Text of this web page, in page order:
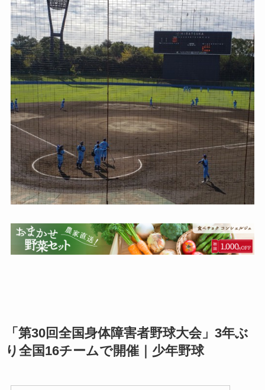
「第30回全国身体障害者野球大会」3年ぶ
り全国16チームで開催｜少年野球